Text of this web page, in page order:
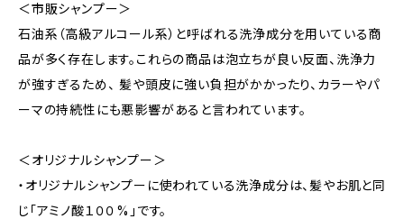
＜市販シャンプー＞
石油系（高級アルコール系）と呼ばれる洗浄成分を用いている商
品が多く存在します。これらの商品は泡立ちが良い反面、洗浄力
が強すぎるため、 髪や頭皮に強い負担がかかったり、カラーやパ
ーマの持続性にも悪影響があると言われています。
＜オリジナルシャンプー＞
・オリジナルシャンプーに使われている洗浄成分は、髪やお肌と同
じ「アミノ酸１００%」です。